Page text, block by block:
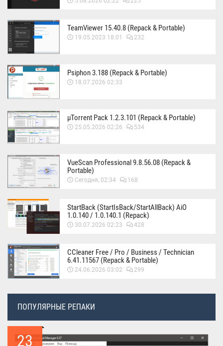
TeamViewer 15.40.8 (Repack & Portable)
19.05.2023 18:01 232
Psiphon 3.188 (Repack & Portable)
18.07.2026 02:33
µTorrent Pack 1.2.3.101 (Repack & Portable)
25.05.2026 02:26 534
VueScan Professional 9.8.56.08 (Repack &
Portable)
Сегодня, 02:34 168
StartBack (StartIsBack/StartAllBack) AiO
1.0.140 / 1.0.140.1 (Repack)
30.07.2026 02:23 428
CCleaner Free / Pro / Business / Technician
6.41.11567 (Repack & Portable)
24.06.2026 03:02 299
ПОПУЛЯРНЫЕ РЕПАКИ
23